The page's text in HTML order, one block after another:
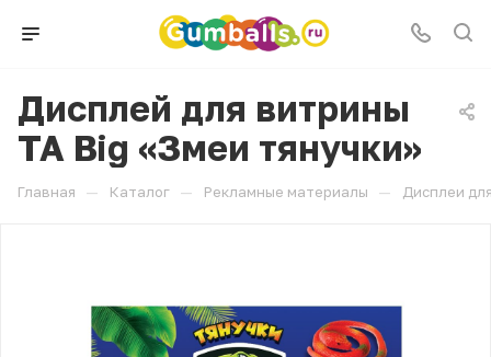
Дисплей для витрины
ТА Big «Змеи тянучки»
Главная — Каталог — Рекламные материалы — Дисплеи